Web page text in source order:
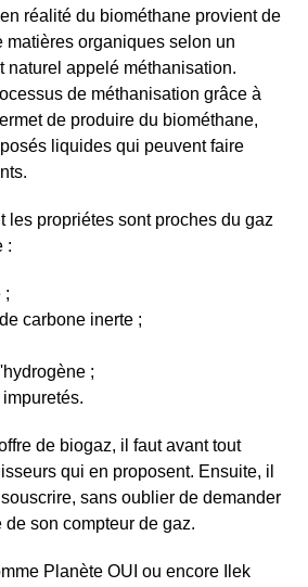
réalité du biométhane provient de
matières organiques selon un
naturel appelé méthanisation.
de méthanisation grâce à
de produire du biométhane,
liquides qui peuvent faire
les propriétes sont proches du gaz
:
;
carbone inerte ;
;
de biogaz, il faut avant tout
qui en proposent. Ensuite, il
sans oublier de demander
son compteur de gaz.
Planète OUI ou encore Ilek